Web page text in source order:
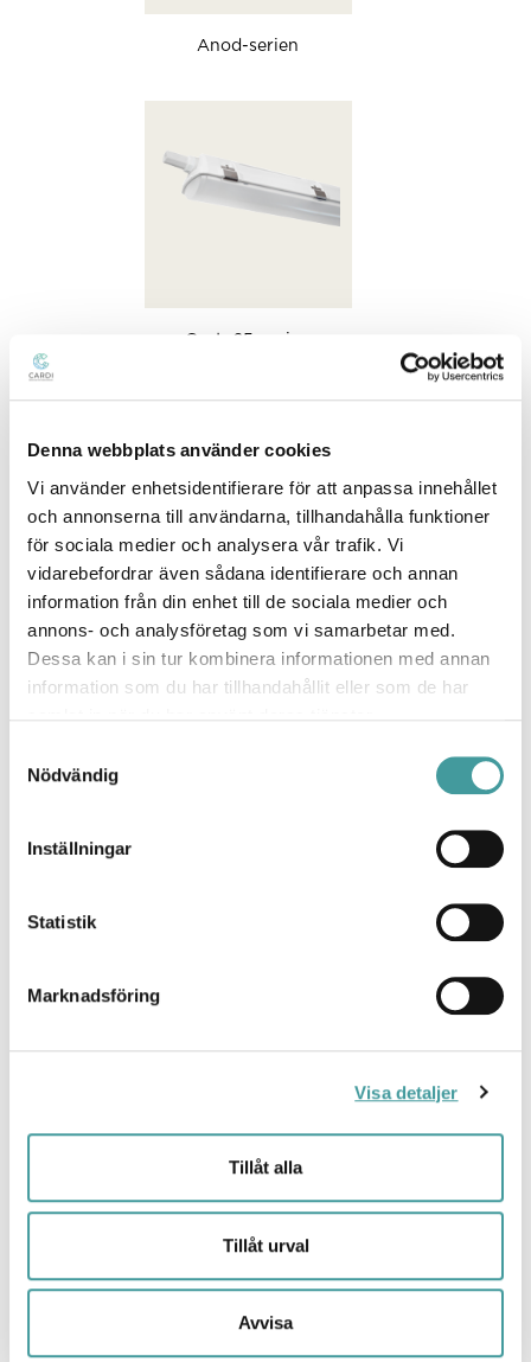
Denna webbplats använder cookies
Vi använder enhetsidentifierare för att anpassa innehållet
och annonserna till användarna, tillhandahålla funktioner
för sociala medier och analysera vår trafik. Vi
vidarebefordrar även sådana identifierare och annan
information från din enhet till de sociala medier och
annons- och analysföretag som vi samarbetar med.
Dessa kan i sin tur kombinera informationen med annan
information som du har tillhandahållit eller som de har
Nödvändig
Inställningar
Statistik
Marknadsföring
Visa detaljer
Tillåt alla
Tillåt urval
Avvisa
Anod-serien
Custa65-serien
Fabo